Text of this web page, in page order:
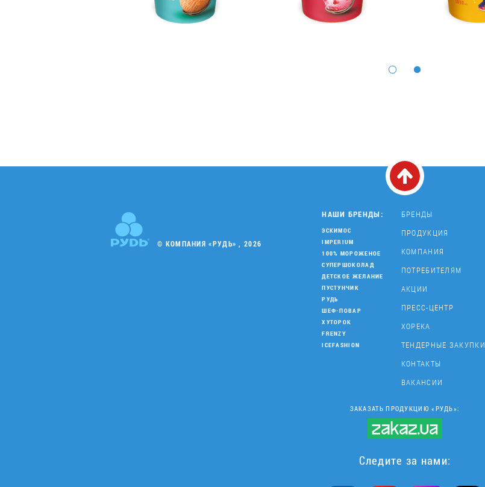
© КОМПАНИЯ «РУДЬ» , 2026
НАШИ БРЕНДЫ:
ЭСКИМОС
IMPERIUM
100% МОРОЖЕНОЕ
СУПЕРШОКОЛАД
ДЕТСКОЕ ЖЕЛАНИЕ
ПУСТУНЧИК
РУДЬ
ШЕФ-ПОВАР
ХУТОРОК
FRENZY
ICEFASHION
БРЕНДЫ
ПРОДУКЦИЯ
КОМПАНИЯ
ПОТРЕБИТЕЛЯМ
АКЦИИ
ПРЕСС-ЦЕНТР
ХОРЕКА
ТЕНДЕРНЫЕ ЗАКУПКИ
КОНТАКТЫ
ВАКАНСИИ
ЗАКАЗАТЬ ПРОДУКЦИЮ «РУДЬ»:
Следите за нами: